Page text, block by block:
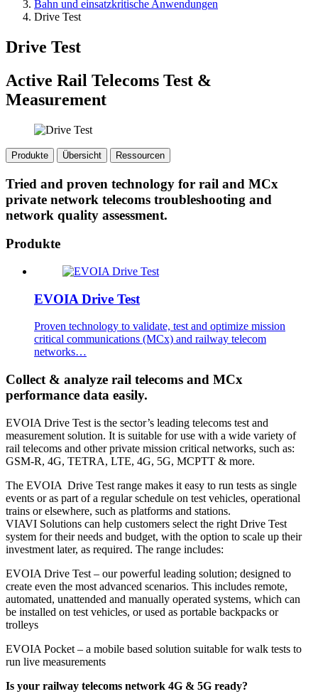
Bahn und einsatzkritische Anwendungen
Drive Test
Drive Test
Active Rail Telecoms Test &
Measurement
Produkte Übersicht Ressourcen
Tried and proven technology for rail and MCx
private network telecoms troubleshooting and
network quality assessment.
Produkte
EVOIA Drive Test
Proven technology to validate, test and optimize mission
critical communications (MCx) and railway telecom
networks…
Collect & analyze rail telecoms and MCx
performance data easily.
EVOIA Drive Test is the sector’s leading telecoms test and
measurement solution. It is suitable for use with a wide variety of
rail telecoms and other private mission critical networks, such as:
GSM-R, 4G, TETRA, LTE, 4G, 5G, MCPTT & more.
The EVOIA Drive Test range makes it easy to run tests as single
events or as part of a regular schedule on test vehicles, operational
trains or elsewhere, such as platforms and stations.
VIAVI Solutions can help customers select the right Drive Test
system for their needs and budget, with the option to scale up their
investment later, as required. The range includes:
EVOIA Drive Test – our powerful leading solution; designed to
create even the most advanced scenarios. This includes remote,
automated, unattended and manually operated systems, which can
be installed on test vehicles, or used as portable backpacks or
trolleys
EVOIA Pocket – a mobile based solution suitable for walk tests to
run live measurements
Is your railway telecoms network 4G & 5G ready?